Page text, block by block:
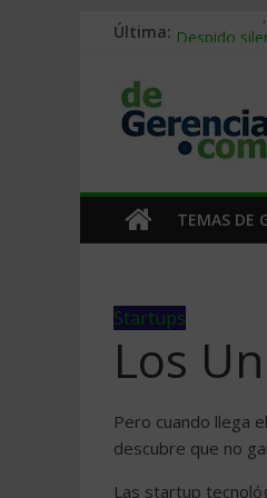
Última: Stablecoins
Trabajo
Mercado
TEMAS DE
Startups
Los
Pero cuando llega
descubre que no
Las startup